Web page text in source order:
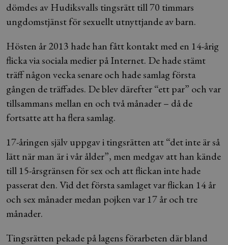
dömdes av Hudiksvalls tingsrätt till 70 timmars
ungdomstjänst för sexuellt utnyttjande av barn.
Hösten år 2013 hade han fått kontakt med en 14-årig
flicka via sociala medier på Internet. De hade stämt
träff någon vecka senare och hade samlag första
gången de träffades. De blev därefter “ett par” och var
tillsammans mellan en och två månader – då de
fortsatte att ha flera samlag.
17-åringen själv uppgav i tingsrätten att “det inte är så
lätt när man är i vår ålder”, men medgav att han kände
till 15-årsgränsen för sex och att flickan inte hade
passerat den. Vid det första samlaget var flickan 14 år
och sex månader medan pojken var 17 år och tre
månader.
Tingsrätten pekade på lagens förarbeten där bland